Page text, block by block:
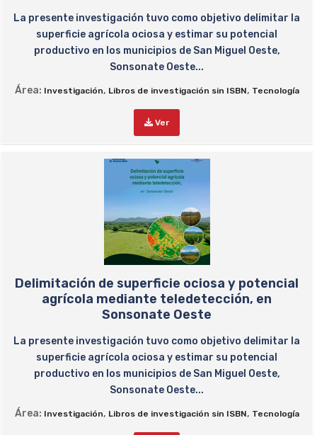
La presente investigación tuvo como objetivo delimitar la
superficie agrícola ociosa y estimar su potencial
productivo en los municipios de San Miguel Oeste,
Sonsonate Oeste...
Área: Investigación, Libros de investigación sin ISBN, Tecnología
Ver
Delimitación de superficie ociosa y potencial
agrícola mediante teledetección, en
Sonsonate Oeste
La presente investigación tuvo como objetivo delimitar la
superficie agrícola ociosa y estimar su potencial
productivo en los municipios de San Miguel Oeste,
Sonsonate Oeste...
Área: Investigación, Libros de investigación sin ISBN, Tecnología